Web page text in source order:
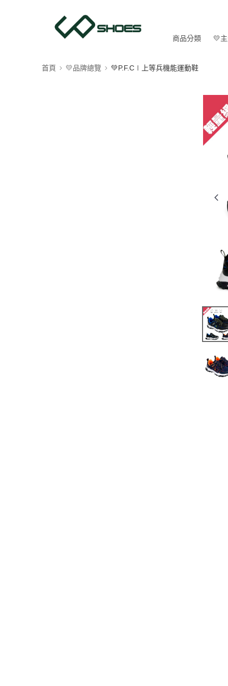
商品分類 💛
首頁 💛品牌總覽 💚P.F.C∣上等兵機能運動鞋